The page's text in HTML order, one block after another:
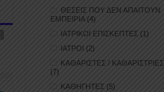
ΘΕΣΕΙΣ ΠΟΥ ΔΕΝ ΑΠΑΙΤΟΥΝ
ΕΜΠΕΙΡΙΑ(4)
ΙΑΤΡΙΚΟΙ ΕΠΙΣΚΕΠΤΕΣ (1)
ΙΑΤΡΟΙ (2)
ΚΑΘΑΡΙΣΤΕΣ / ΚΑΘΑΡΙΣΤΡΙΕΣ
(7)
ΚΑΘΗΓΗΤΕΣ (5)